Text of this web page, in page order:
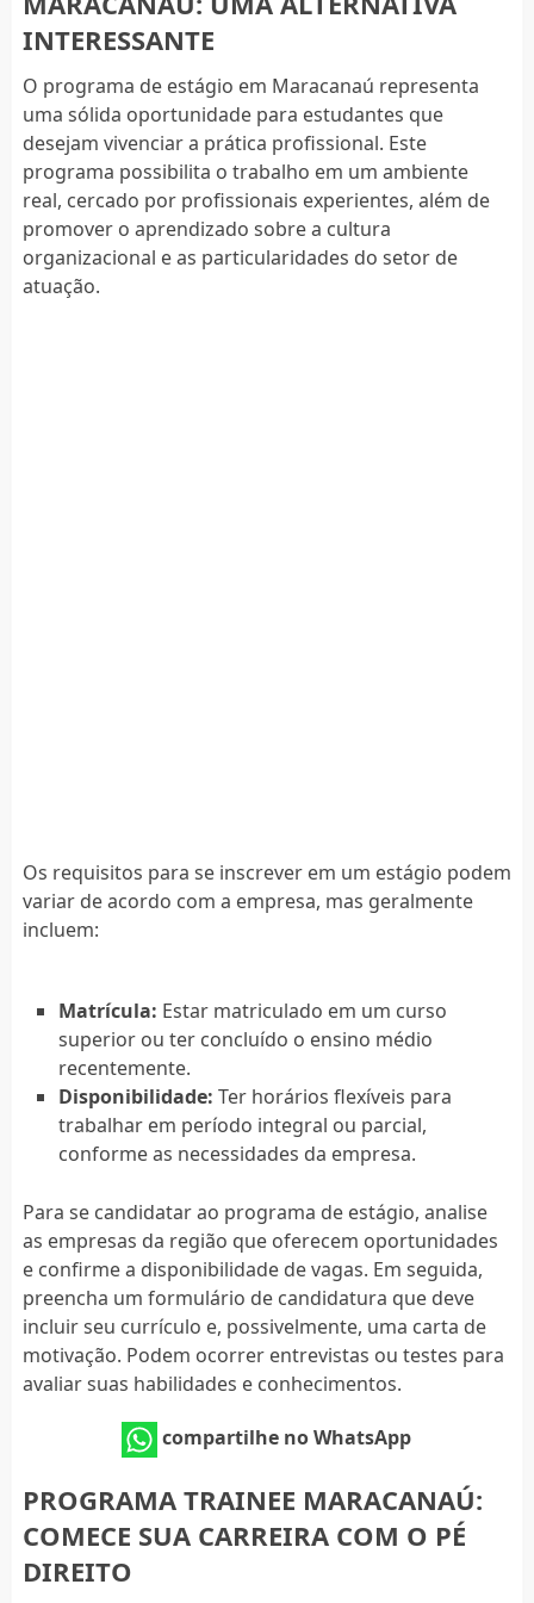
INTERESSANTE
O programa de estágio em Maracanaú representa
uma sólida oportunidade para estudantes que
desejam vivenciar a prática profissional. Este
programa possibilita o trabalho em um ambiente
real, cercado por profissionais experientes, além de
promover o aprendizado sobre a cultura
organizacional e as particularidades do setor de
atuação.
Os requisitos para se inscrever em um estágio podem
variar de acordo com a empresa, mas geralmente
incluem:
Matrícula: Estar matriculado em um curso
superior ou ter concluído o ensino médio
recentemente.
Disponibilidade: Ter horários flexíveis para
trabalhar em período integral ou parcial,
conforme as necessidades da empresa.
Para se candidatar ao programa de estágio, analise
as empresas da região que oferecem oportunidades
e confirme a disponibilidade de vagas. Em seguida,
preencha um formulário de candidatura que deve
incluir seu currículo e, possivelmente, uma carta de
motivação. Podem ocorrer entrevistas ou testes para
avaliar suas habilidades e conhecimentos.
compartilhe no WhatsApp
PROGRAMA TRAINEE MARACANAÚ:
COMECE SUA CARREIRA COM O PÉ
DIREITO